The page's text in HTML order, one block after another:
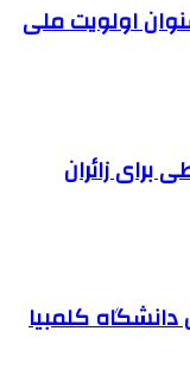
اولویت ملی
برای زائران
دانشگاه کلمبیا